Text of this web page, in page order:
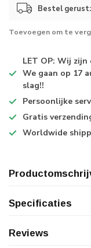
Bestel
Toevoegen om te
LET OP: Wij
We gaan op 17
slag!!
Persoonlijke
Gratis
Worldwide
Specificaties
Reviews